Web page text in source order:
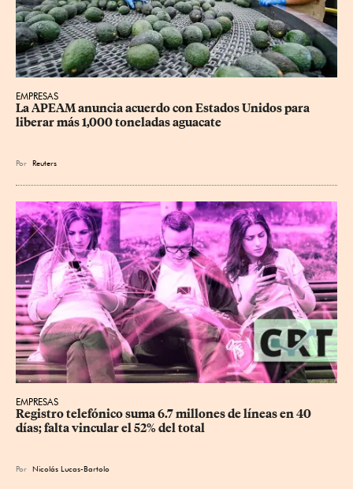
EMPRESAS
La APEAM anuncia acuerdo con Estados Unidos para
liberar más 1,000 toneladas aguacate
Por Reuters
EMPRESAS
Registro telefónico suma 6.7 millones de líneas en 40
días; falta vincular el 52% del total
Por Nicolás Lucas-Bartolo